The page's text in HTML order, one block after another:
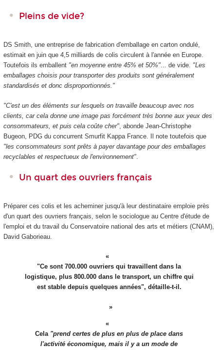
Pleins de vide?
DS Smith, une entreprise de fabrication d'emballage en carton ondulé,
estimait en juin que 4,5 milliards de colis circulent à l'année en Europe.
Toutefois ils emballent "en moyenne entre 45% et 50%"... de vide. "Les
emballages choisis pour transporter des produits sont généralement
standardisés et donc disproportionnés."
"C'est un des éléments sur lesquels on travaille beaucoup avec nos
clients, car cela donne une image pas forcément très bonne aux yeux des
consommateurs, et puis cela coûte cher", abonde Jean-Christophe
Bugeon, PDG du concurrent Smurfit Kappa France. Il note toutefois que
"les consommateurs sont prêts à payer davantage pour des emballages
recyclables et respectueux de l'environnement".
Un quart des ouvriers français
Préparer ces colis et les acheminer jusqu'à leur destinataire emploie près
d'un quart des ouvriers français, selon le sociologue au Centre d'étude de
l'emploi et du travail du Conservatoire national des arts et métiers (CNAM),
David Gaborieau.
"Ce sont 700.000 ouvriers qui travaillent dans la
logistique, plus 800.000 dans le transport, un chiffre qui
est stable depuis quelques années", détaille-t-il.
Cela "prend certes de plus en plus de place dans
l'activité économique, mais il y a un mode de